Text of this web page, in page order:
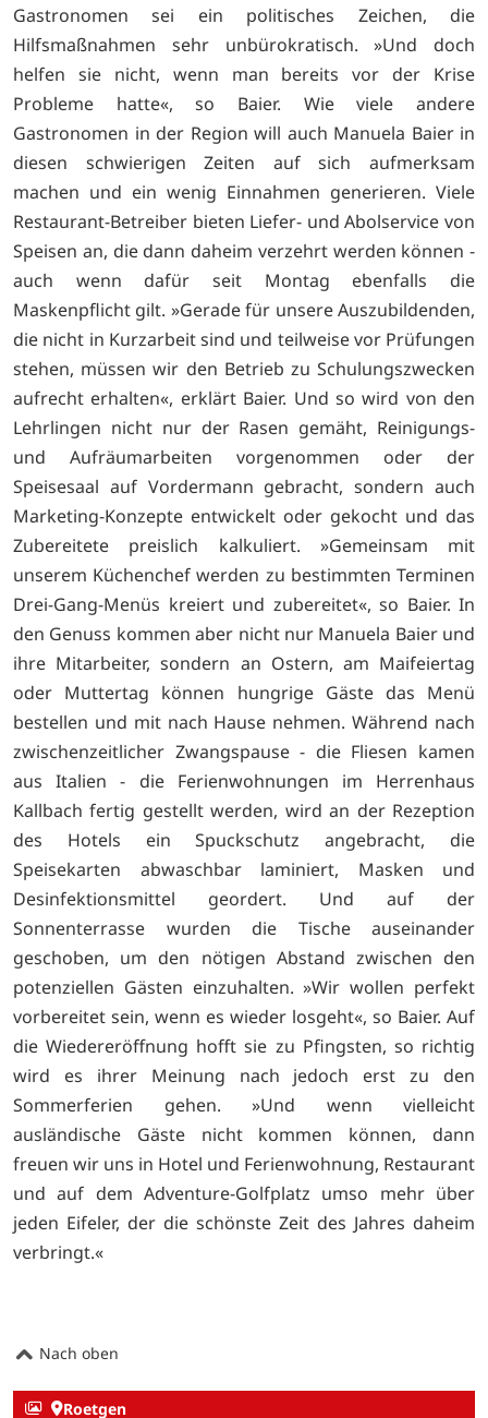
Gastronomen sei ein politisches Zeichen, die
Hilfsmaßnahmen sehr unbürokratisch. »Und doch
helfen sie nicht, wenn man bereits vor der Krise
Probleme hatte«, so Baier. Wie viele andere
Gastronomen in der Region will auch Manuela Baier in
diesen schwierigen Zeiten auf sich aufmerksam
machen und ein wenig Einnahmen generieren. Viele
Restaurant-Betreiber bieten Liefer- und Abolservice von
Speisen an, die dann daheim verzehrt werden können -
auch wenn dafür seit Montag ebenfalls die
Maskenpflicht gilt. »Gerade für unsere Auszubildenden,
die nicht in Kurzarbeit sind und teilweise vor Prüfungen
stehen, müssen wir den Betrieb zu Schulungszwecken
aufrecht erhalten«, erklärt Baier. Und so wird von den
Lehrlingen nicht nur der Rasen gemäht, Reinigungs-
und Aufräumarbeiten vorgenommen oder der
Speisesaal auf Vordermann gebracht, sondern auch
Marketing-Konzepte entwickelt oder gekocht und das
Zubereitete preislich kalkuliert. »Gemeinsam mit
unserem Küchenchef werden zu bestimmten Terminen
Drei-Gang-Menüs kreiert und zubereitet«, so Baier. In
den Genuss kommen aber nicht nur Manuela Baier und
ihre Mitarbeiter, sondern an Ostern, am Maifeiertag
oder Muttertag können hungrige Gäste das Menü
bestellen und mit nach Hause nehmen. Während nach
zwischenzeitlicher Zwangspause - die Fliesen kamen
aus Italien - die Ferienwohnungen im Herrenhaus
Kallbach fertig gestellt werden, wird an der Rezeption
des Hotels ein Spuckschutz angebracht, die
Speisekarten abwaschbar laminiert, Masken und
Desinfektionsmittel geordert. Und auf der
Sonnenterrasse wurden die Tische auseinander
geschoben, um den nötigen Abstand zwischen den
potenziellen Gästen einzuhalten. »Wir wollen perfekt
vorbereitet sein, wenn es wieder losgeht«, so Baier. Auf
die Wiedereröffnung hofft sie zu Pfingsten, so richtig
wird es ihrer Meinung nach jedoch erst zu den
Sommerferien gehen. »Und wenn vielleicht
ausländische Gäste nicht kommen können, dann
freuen wir uns in Hotel und Ferienwohnung, Restaurant
und auf dem Adventure-Golfplatz umso mehr über
jeden Eifeler, der die schönste Zeit des Jahres daheim
verbringt.«
Nach oben
Roetgen